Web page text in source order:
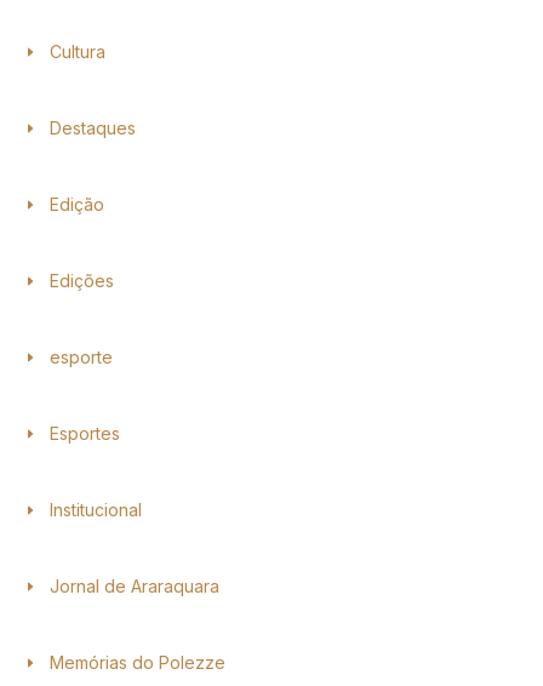
Cultura
Destaques
Edição
Edições
esporte
Esportes
Institucional
Jornal de Araraquara
Memórias do Polezze